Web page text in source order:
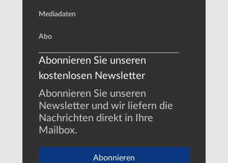
Mediadaten
Abo
Abonnieren Sie unseren
kostenlosen Newsletter
Abonnieren Sie unseren
Newsletter und wir liefern die
Nachrichten direkt in Ihre
Mailbox.
Abonnieren